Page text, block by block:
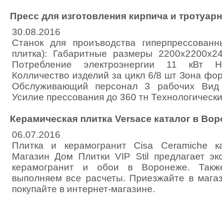
Пресс для изготовления кирпича и
30.08.2016
Станок для проиъводства
плитка): Габаритные размеры
Потребление электроэнергии 11 кВт
Колличество изделий за цикл 6/8 шт Зона
Обслуживающий персонал 3 рабочих Вид
Усилие прессования до 360 тн
Керамическая плитка Versace каталог в
06.07.2016
Плитка и керамогранит Cisa Ceramiche
Магазин Дом Плитки VIP Stil предлагает
керамогранит и обои в Воронеже.
выполняем все расчеты. Приезжайте в
покупайте в интернет-магазине.